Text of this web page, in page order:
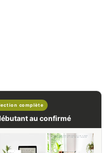
complète
au confirmé